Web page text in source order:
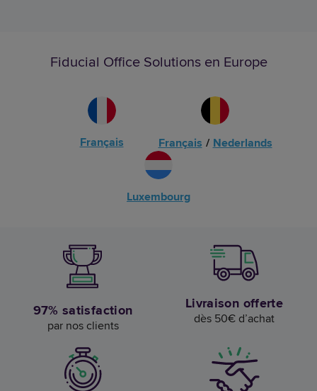
Fiducial Office Solutions en Europe
Français Français / Nederlands
Luxembourg
97% satisfaction
par nos clients
Livraison offerte
dès 50€ d’achat